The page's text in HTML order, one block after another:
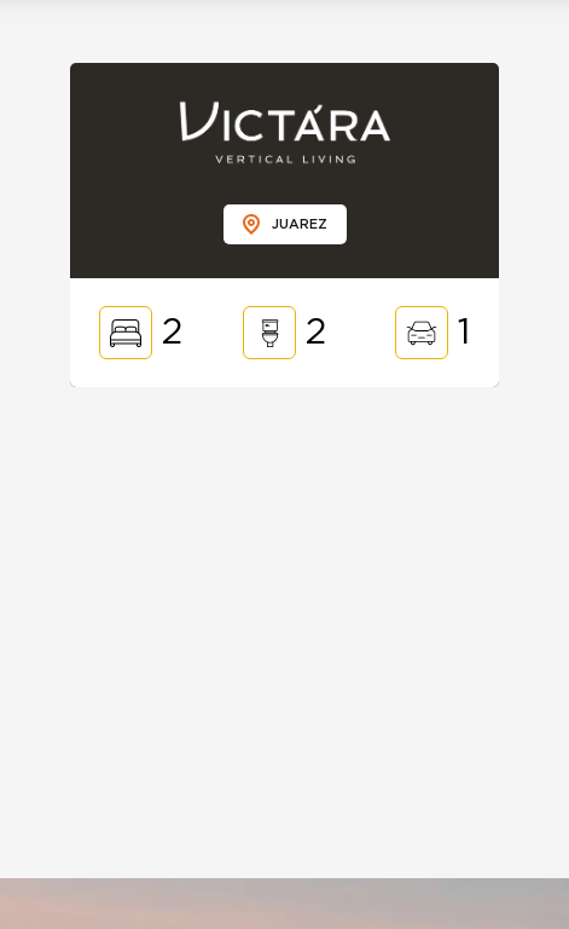
JUAREZ
2 2 1